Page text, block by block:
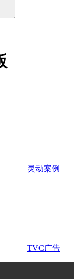
灵动案例
TVC广告